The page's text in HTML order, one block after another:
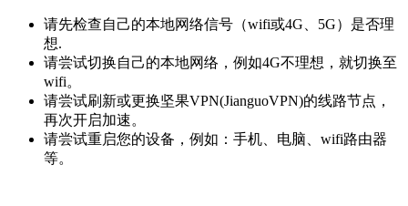
请先检查自己的本地网络信号（wifi或4G、5G）是否理
想.
请尝试切换自己的本地网络，例如4G不理想，就切换至
wifi。
请尝试刷新或更换坚果VPN(JianguoVPN)的线路节点，
再次开启加速。
请尝试重启您的设备，例如：手机、电脑、wifi路由器
等。